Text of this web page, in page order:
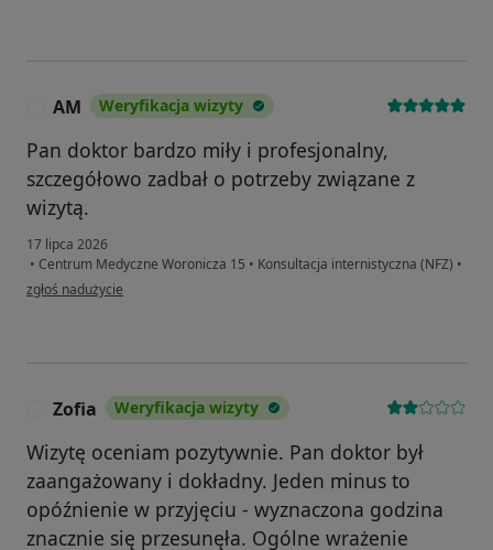
AM Weryfikacja wizyty
Pan doktor bardzo miły i profesjonalny,
szczegółowo zadbał o potrzeby związane z
wizytą.
17 lipca 2026
• Centrum Medyczne Woronicza 15 • Konsultacja internistyczna (NFZ) •
w opinii użytkownika AM
zgłoś nadużycie
Zofia Weryfikacja wizyty
Wizytę oceniam pozytywnie. Pan doktor był
zaangażowany i dokładny. Jeden minus to
opóźnienie w przyjęciu - wyznaczona godzina
znacznie się przesunęła. Ogólne wrażenie